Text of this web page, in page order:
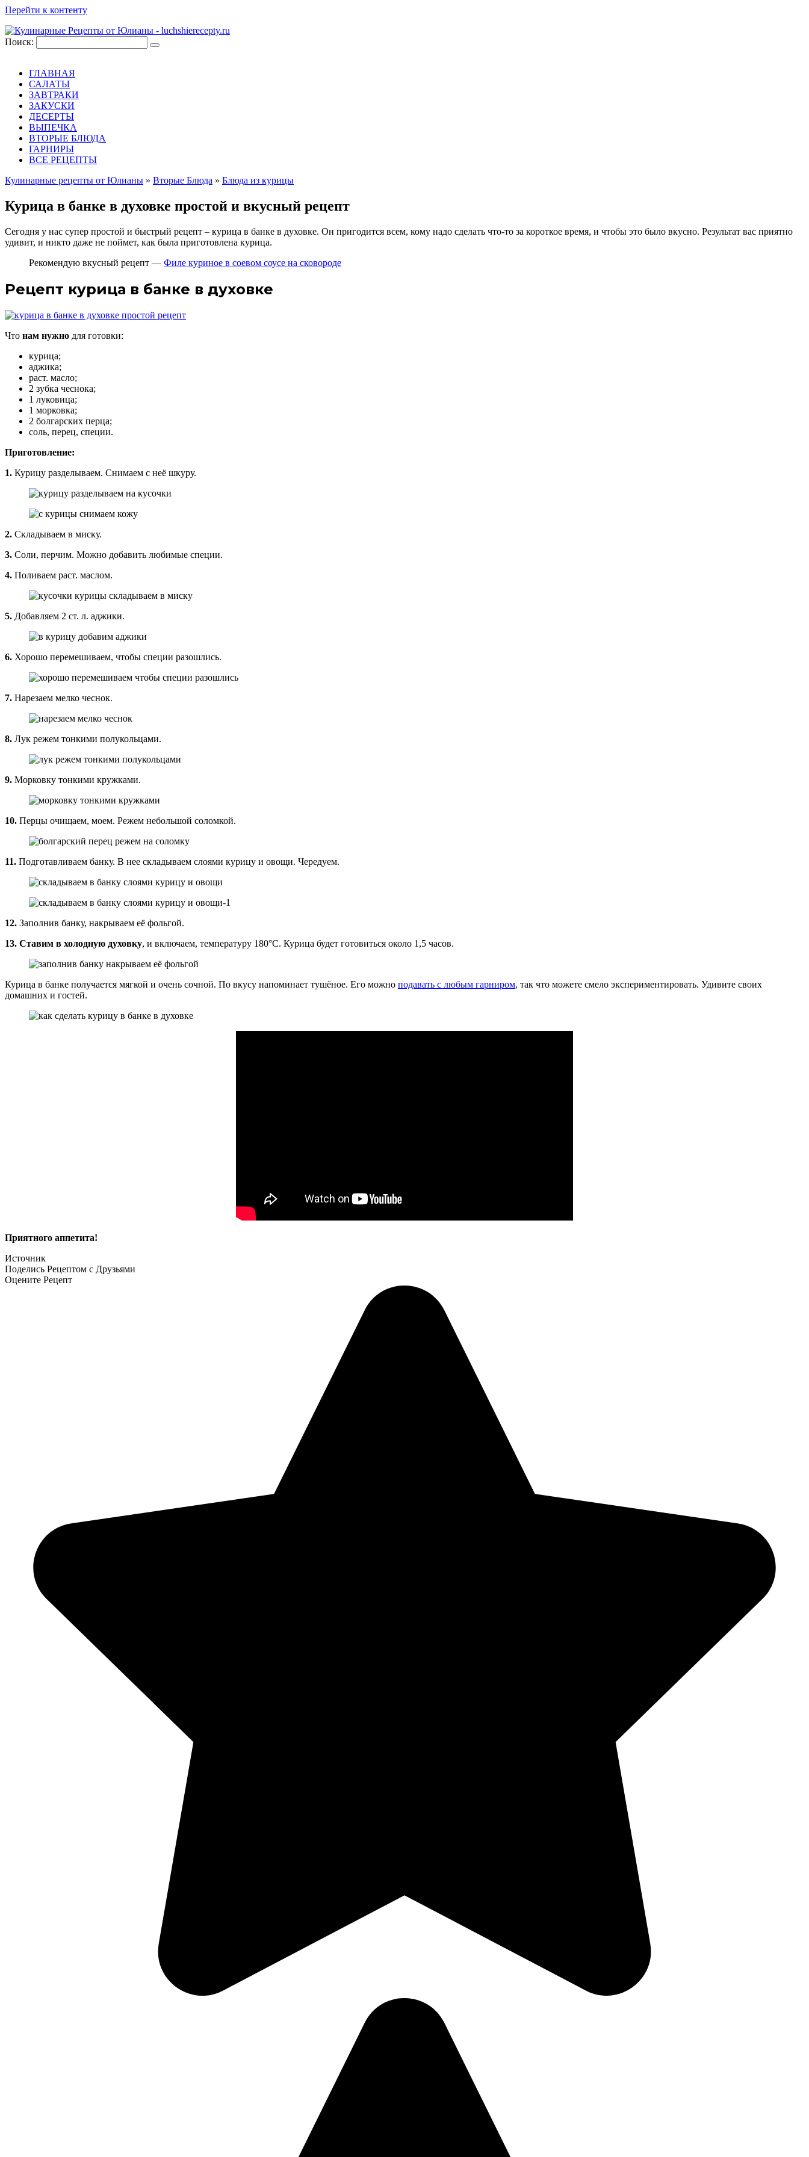
Перейти к контенту
Поиск:
ГЛАВНАЯ
САЛАТЫ
ЗАВТРАКИ
ЗАКУСКИ
ДЕСЕРТЫ
ВЫПЕЧКА
ВТОРЫЕ БЛЮДА
ГАРНИРЫ
ВСЕ РЕЦЕПТЫ
Кулинарные рецепты от Юлианы » Вторые Блюда » Блюда из курицы
Курица в банке в духовке простой и вкусный рецепт
Сегодня у нас супер простой и быстрый рецепт – курица в банке в духовке. Он пригодится всем, кому надо сделать что-то за короткое время, и чтобы это было вкусно. Результат вас приятно
удивит, и никто даже не поймет, как была приготовлена курица.
Рекомендую вкусный рецепт — Филе куриное в соевом соусе на сковороде
Рецепт курица в банке в духовке
Что нам нужно для готовки:
курица;
аджика;
раст. масло;
2 зубка чеснока;
1 луковица;
1 морковка;
2 болгарских перца;
соль, перец, специи.
Приготовление:
1. Курицу разделываем. Снимаем с неё шкуру.
2. Складываем в миску.
3. Соли, перчим. Можно добавить любимые специи.
4. Поливаем раст. маслом.
5. Добавляем 2 ст. л. аджики.
6. Хорошо перемешиваем, чтобы специи разошлись.
7. Нарезаем мелко чеснок.
8. Лук режем тонкими полукольцами.
9. Морковку тонкими кружками.
10. Перцы очищаем, моем. Режем небольшой соломкой.
11. Подготавливаем банку. В нее складываем слоями курицу и овощи. Чередуем.
12. Заполнив банку, накрываем её фольгой.
13. Ставим в холодную духовку, и включаем, температуру 180°С. Курица будет готовиться около 1,5 часов.
Курица в банке получается мягкой и очень сочной. По вкусу напоминает тушёное. Его можно подавать с любым гарниром, так что можете смело экспериментировать. Удивите своих
домашних и гостей.
Приятного аппетита!
Источник
Поделись Рецептом с Друзьями
Оцените Рецепт